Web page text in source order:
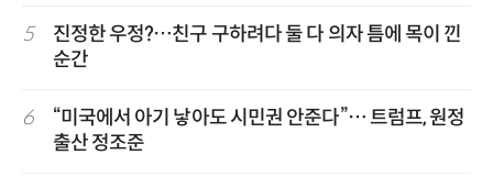
5
진정한 우정?…친구 구하려다 둘 다 의자 틈에 목이 낀
순간
6
“미국에서 아기 낳아도 시민권 안준다”… 트럼프, 원정
출산 정조준